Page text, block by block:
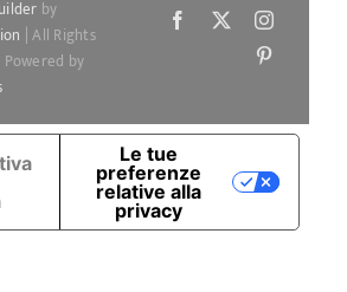
by
| All Rights
Powered by
Facebook
X
Instagram
Le tue
preferenze
relative alla
privacy